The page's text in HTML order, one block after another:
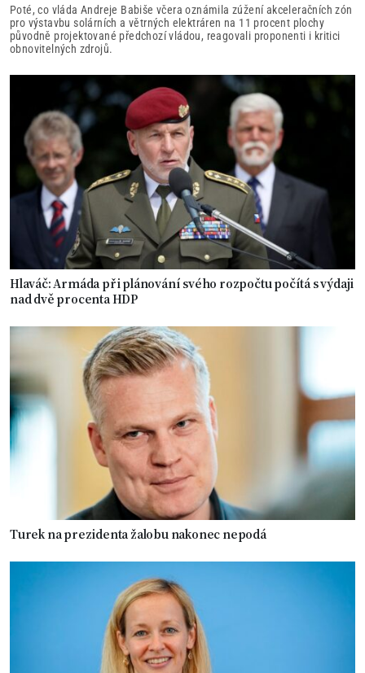
Poté, co vláda Andreje Babiše včera oznámila zúžení akceleračních zón
pro výstavbu solárních a větrných elektráren na 11 procent plochy
původně projektované předchozí vládou, reagovali proponenti i kritici
obnovitelných zdrojů.
Hlaváč: Armáda při plánování svého rozpočtu počítá s výdaji
nad dvě procenta HDP
Turek na prezidenta žalobu nakonec nepodá